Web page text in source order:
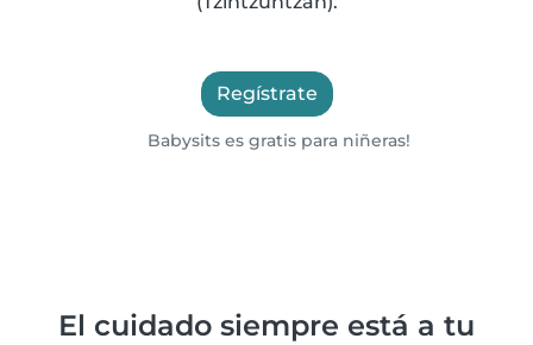
Regístrate
Babysits es gratis para niñeras!
El cuidado siempre está a tu